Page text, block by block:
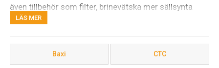
även tillbehör som filter, brinevätska mer sällsynta
reservdelar. Värmepumpar behöver ofta inte mer än
Vi har över 35 års erfarenhet av värme- och VVS-
lösningar och erbjuder ett brett sortiment med låga
LÄS MER
Baxi CTC